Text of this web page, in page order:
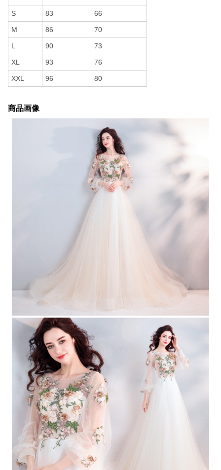
S 83 66
M 86 70
L 90 73
XL 93 76
XXL 96 80
商品画像